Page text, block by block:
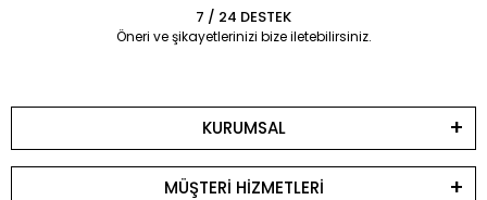
7 / 24 DESTEK
Öneri ve şikayetlerinizi bize iletebilirsiniz.
KURUMSAL
MÜŞTERİ HİZMETLERİ